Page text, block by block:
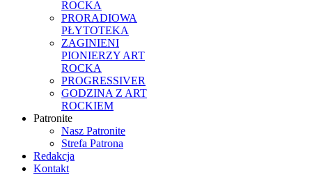
ROCKA
PRORADIOWA
PŁYTOTEKA
ZAGINIENI
PIONIERZY ART
ROCKA
PROGRESSIVER
GODZINA Z ART
ROCKIEM
Patronite
Nasz Patronite
Strefa Patrona
Redakcja
Kontakt